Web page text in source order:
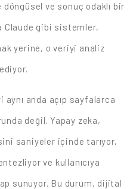
ve sonuç odaklı bir
Claude gibi sistemler,
yerine, o veriyi analiz
aynı anda açıp sayfalarca
değil. Yapay zeka,
saniyeler içinde tarıyor,
ve kullanıcıya
sunuyor. Bu durum, dijital